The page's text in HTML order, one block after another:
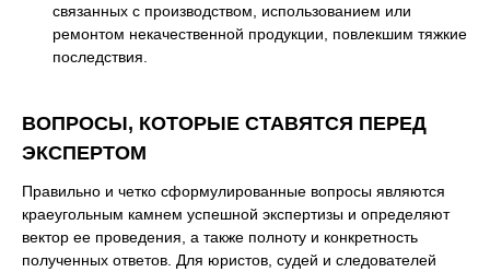
связанных с производством, использованием или
ремонтом некачественной продукции, повлекшим тяжкие
последствия.
ВОПРОСЫ, КОТОРЫЕ СТАВЯТСЯ ПЕРЕД
ЭКСПЕРТОМ
Правильно и четко сформулированные вопросы являются
краеугольным камнем успешной экспертизы и определяют
вектор ее проведения, а также полноту и конкретность
полученных ответов. Для юристов, судей и следователей